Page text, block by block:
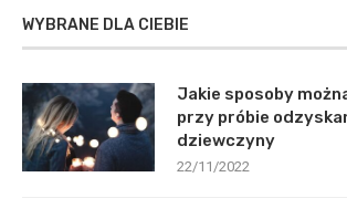
WYBRANE DLA CIEBIE
Jakie sposoby
przy próbie
dziewczyny
22/11/2022